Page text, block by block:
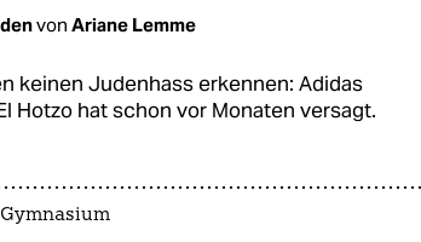
von Ariane Lemme
keinen Juden­hass erkennen: Adidas
Hotzo hat schon vor Monaten versagt.